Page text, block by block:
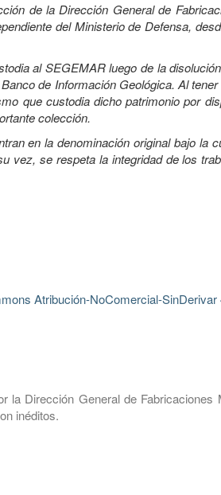
de la Dirección General de
del Ministerio de Defensa,
al SEGEMAR luego de la
de Información Geológica. Al
que custodia dicho patrimonio por
colección.
en la denominación original bajo la
vez, se respeta la integridad de los
Atribución-NoComercial-SinDerivar
la Dirección General de
inéditos.